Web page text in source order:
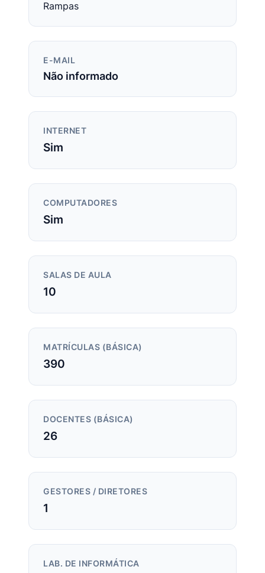
Rampas
E-MAIL
Não informado
INTERNET
Sim
COMPUTADORES
Sim
SALAS DE AULA
10
MATRÍCULAS (BÁSICA)
390
DOCENTES (BÁSICA)
26
GESTORES / DIRETORES
1
LAB. DE INFORMÁTICA